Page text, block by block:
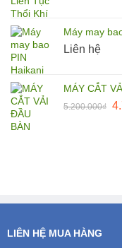
Máy may
Liên hệ
MÁY CẮT
5.200.000₫
LIÊN HỆ MUA HÀNG